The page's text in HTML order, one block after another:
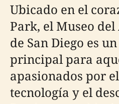
Ubicado en el
Park, el Museo
de San Diego es
principal para
apasionados por
tecnología y el